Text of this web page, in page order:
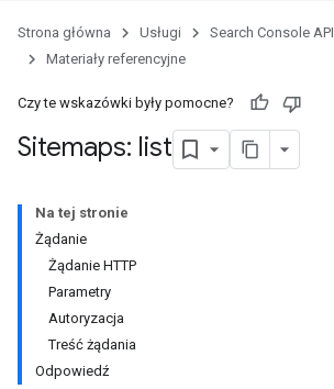
Strona główna Usługi
Search Console API
Materiały referencyjne
Czy te wskazówki były pomocne?
Sitemaps: list
Na tej stronie
Żądanie
Żądanie HTTP
Parametry
Autoryzacja
Treść żądania
Odpowiedź